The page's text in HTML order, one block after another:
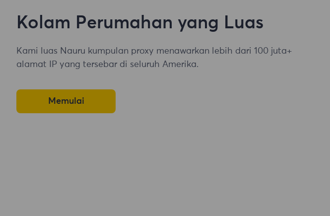
Kolam Perumahan yang Luas
Kami luas Nauru kumpulan proxy menawarkan lebih dari 100 juta+
alamat IP yang tersebar di seluruh Amerika.
Memulai